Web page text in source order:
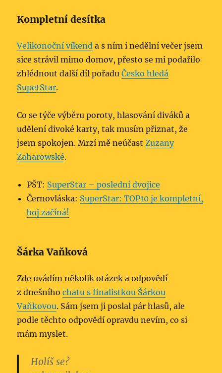
Kompletní desítka
Velikonoční víkend a s ním i nedělní večer jsem
sice strávil mimo domov, přesto se mi podařilo
zhlédnout další díl pořaduČesko hledá
SupetStar.
Co se týče výběru poroty, hlasování diváků a
udělení divoké karty, tak musím přiznat, že
jsem spokojen. Mrzí mě neúčastZuzany
Zaharowské.
PŠT: SuperStar – poslední dvojice
Černovláska: SuperStar: TOP10 je kompletní,
boj začíná!
Šárka Vaňková
Zde uvádím několik otázek a odpovědí
z dnešníhochatu s finalistkou Šárkou
Vaňkovou. Sám jsem ji poslal pár hlasů, ale
podle těchto odpovědí opravdu nevím, co si
mám myslet.
Holíš se?